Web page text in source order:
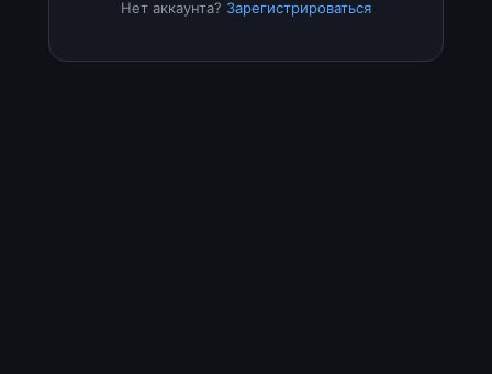
Нет аккаунта? Зарегистрироваться